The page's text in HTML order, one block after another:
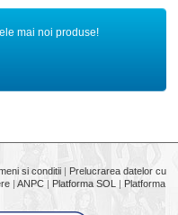
mai noi produse!
si conditii | Prelucrarea datelor cu
| ANPC | Platforma SOL | Platforma